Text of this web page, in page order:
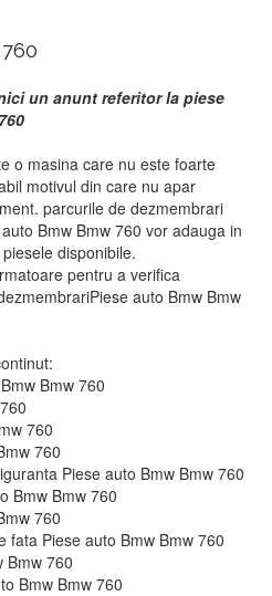
un anunt referitor la piese
o masina care nu este foarte
motivul din care nu apar
parcurile de dezmembrari
Bmw Bmw 760 vor adauga in
disponibile.
pentru a verifica
auto Bmw Bmw
Bmw 760
760
760
Piese auto Bmw Bmw 760
Bmw Bmw 760
760
fata Piese auto Bmw Bmw 760
Bmw 760
Bmw Bmw 760